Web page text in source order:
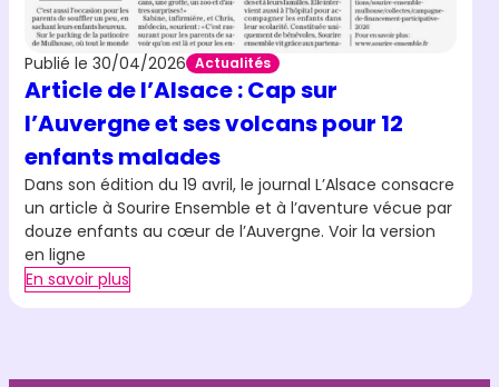
Publié le 30/04/2026 Actualités
Article de l’Alsace : Cap sur
l’Auvergne et ses volcans pour 12
enfants malades
Dans son édition du 19 avril, le journal L’Alsace consacre
un article à Sourire Ensemble et à l’aventure vécue par
douze enfants au cœur de l’Auvergne. Voir la version
en ligne
En savoir plus